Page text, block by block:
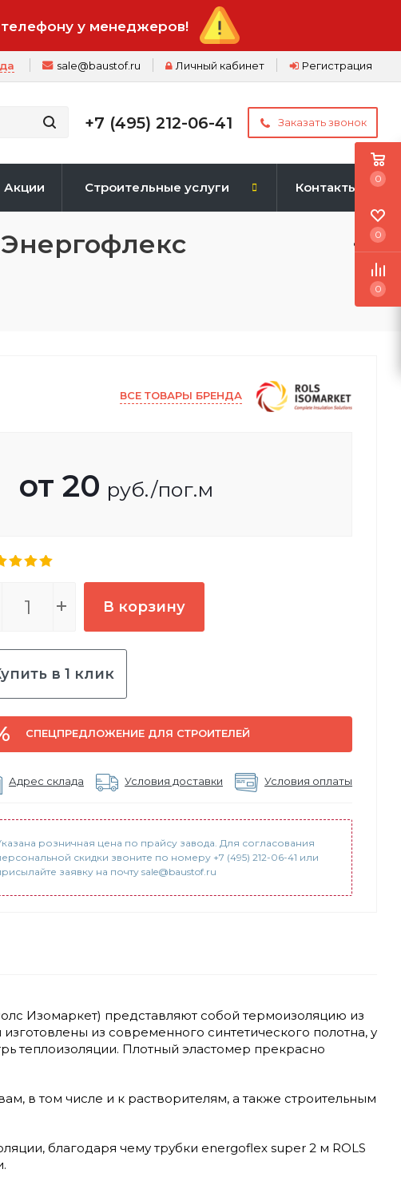
у менеджеров!
Регистрация
Личный кабинет
sale@baustof.ru
+7 (495) 212-06-41 Заказать звонок
Акции Строительные услуги Контакты
ВСЕ ТОВАРЫ БРЕНДА
от 20 руб./пог.м
В корзину
в 1 клик
СПЕЦПРЕДЛОЖЕНИЕ ДЛЯ СТРОИТЕЛЕЙ
Адрес склада Условия доставки Условия оплаты
розничная цена по прайсу завода. Для согласования
скидки звоните по номеру +7 (495) 212-06-41 или
заявку на почту sale@baustof.ru
Изомаркет) представляют собой термоизоляцию из
из современного синтетического полотна, у
теплоизоляции. Плотный эластомер прекрасно
в том числе и к растворителям, а также строительным
благодаря чему трубки energoflex super 2 м ROLS
0
0
0